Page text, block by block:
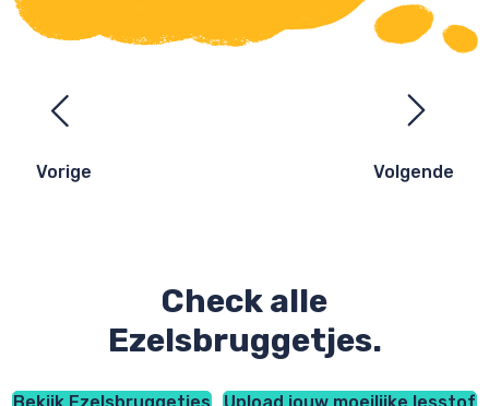
Ezelsbruggetjes
navigatie
Vorige Volgende
Check alle
Ezelsbruggetjes.